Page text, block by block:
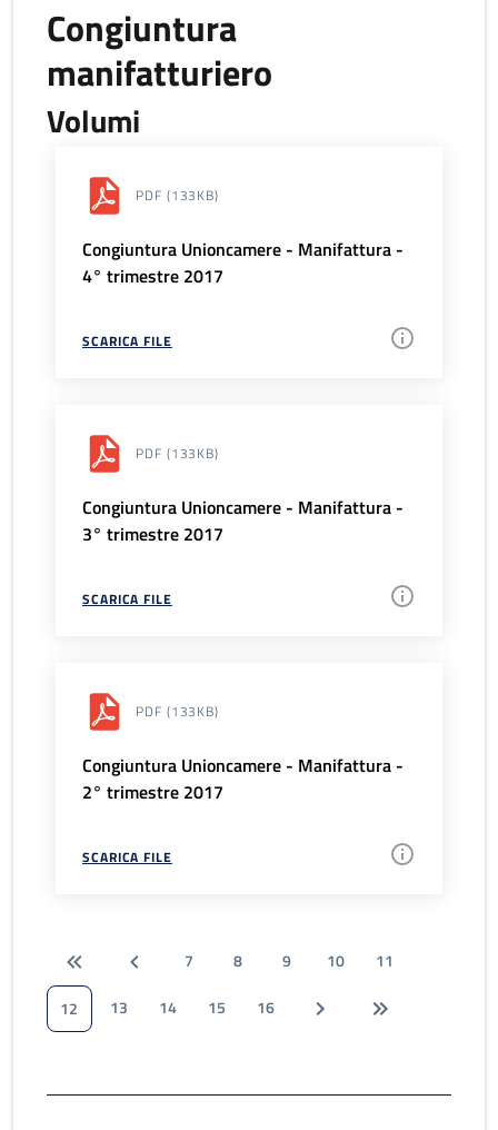
Congiuntura
manifatturiero
Volumi
PDF (133KB)
Congiuntura Unioncamere - Manifattura -
4° trimestre 2017
SCARICA FILE
PDF (133KB)
Congiuntura Unioncamere - Manifattura -
3° trimestre 2017
SCARICA FILE
PDF (133KB)
Congiuntura Unioncamere - Manifattura -
2° trimestre 2017
SCARICA FILE
7 8 9 10
11
12
13 14 15 16